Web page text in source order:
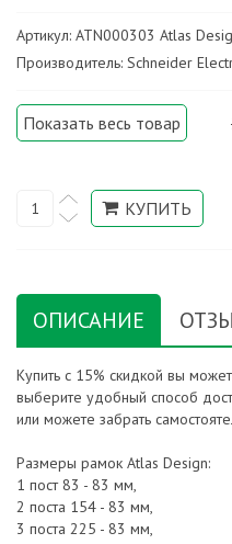
Артикул: ATN000303 Atlas
Производитель: Schneider
Показать весь товар
ОПИСАНИЕ
Купить с 15% скидкой вы
выберите удобный способ
или можете забрать
Размеры рамок Atlas Design:
1 пост 83 - 83 мм,
2 поста 154 - 83 мм,
3 поста 225 - 83 мм,